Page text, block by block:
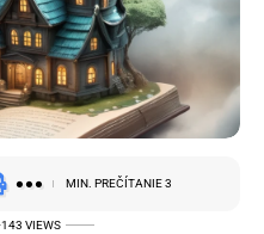
143 VIEWS
MIN. PREČÍTANIE 3